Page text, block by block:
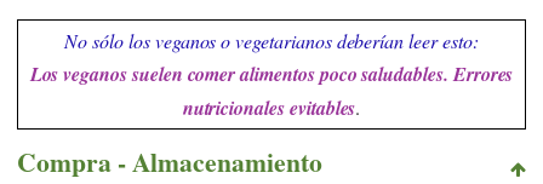
No sólo los veganos o vegetarianos deberían leer esto:
Los veganos suelen comer alimentos poco saludables. Errores
nutricionales evitables.
Compra - Almacenamiento